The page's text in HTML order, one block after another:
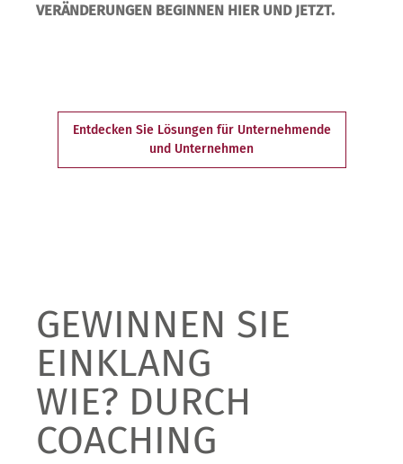
VERÄNDERUNGEN BEGINNEN HIER UND JETZT.
Entdecken Sie Lösungen für Unternehmende
und Unternehmen
GEWINNEN SIE
EINKLANG
WIE? DURCH
COACHING